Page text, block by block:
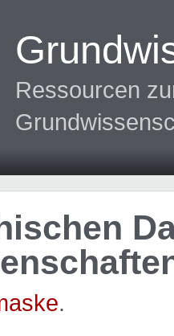
Ressourcen
.